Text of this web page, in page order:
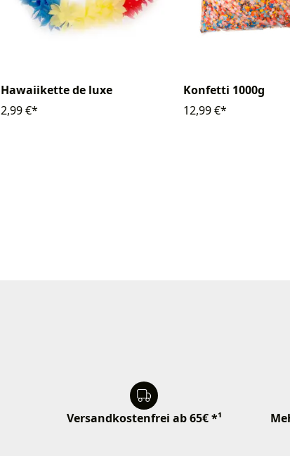
Hawaiikette de luxe
2,99 €*
Konfetti 1000g
12,99 €*
Versandkostenfrei ab 65€ *¹